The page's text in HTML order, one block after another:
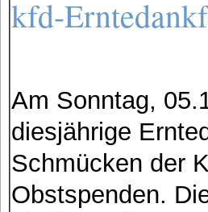
kfd-
Am Sonntag,
diesjährige
Schmücken der
Obstspenden.